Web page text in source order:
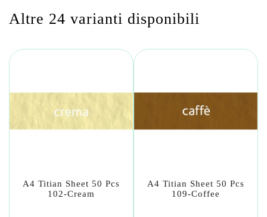
Altre 24 varianti disponibili
A4 Titian Sheet 50 Pcs
102-Cream
A4 Titian Sheet 50 Pcs
109-Coffee